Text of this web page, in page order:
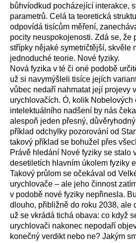
bůhvíodkud pocházející interakce,
parametrů. Celá ta teoretická
odpovídá tisícům měření,
pocity neuspokojenosti. Zdá se, že
střípky nějaké symetričtější, skvěle
jednoduché teorie. Nové fyziky.
Nová fyzika v té či oné podobě
už si navymýšleli tisíce jejích
vůbec nedaří nahmatat její projevy
urychlovačích. Ó, kolik Nobelových
intelektuálního nadšení by nás
alespoň jeden přesný,
příklad odchylky pozorování od
takový příklad se bohužel přes
Právě hledání Nové fyziky se stalo
desetiletích hlavním úkolem fyziky
Takový průlom se očekával od
urychlovače – ale jeho činnost
v podobě nové fyziky nepřinesla.
dlouho, přibližně do roku 2038, ale
už se vkrádá tichá obava: co když
urychlovači nakonec nepodaří
konečný verdikt nebo ne? Jakým